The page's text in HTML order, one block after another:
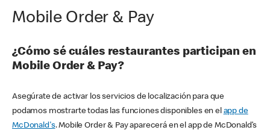
Mobile Order & Pay
¿Cómo sé cuáles restaurantes participan en
Mobile Order & Pay?
Asegúrate de activar los servicios de localización para que
podamos mostrarte todas las funciones disponibles en el app de
McDonald's. Mobile Order & Pay aparecerá en el app de McDonald’s